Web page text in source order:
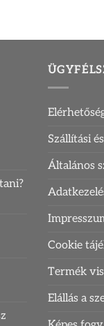
Szállítási
Általános
Cookie
Termék
Elállás a